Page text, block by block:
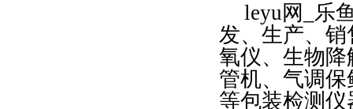
leyu网_乐
发、生产、
氧仪、 生物降
管机、气调
等包装检测仪